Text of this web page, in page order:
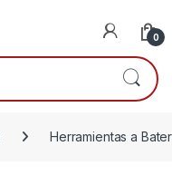
0
Herramientas a